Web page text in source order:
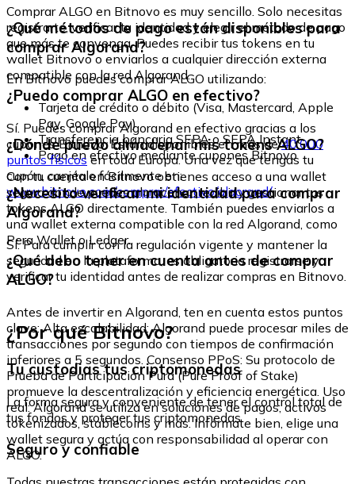
Comprar ALGO en Bitnovo es muy sencillo. Solo necesitas
registrarte, verificar tu identidad y elegir el método de pago
que más te convenga. Puedes recibir tus tokens en tu
wallet Bitnovo o enviarlos a cualquier dirección externa
compatible con la red Algorand.
¿Qué métodos de pago están disponibles para
comprar Algorand?
En Bitnovo puedes comprar ALGO utilizando:
Tarjeta de crédito o débito (Visa, Mastercard, Apple
Pay, Google Pay)
Transferencia bancaria SEPA o SEPA Instant
Pago en efectivo mediante cupones Bitnovo
¿Puedo comprar ALGO en efectivo?
Sí. Puedes comprar Algorand en efectivo gracias a los
cupones Bitnovo. Están disponibles en más de40.000
puntos físicos en toda Europa. Una vez que tengas tu
cupón, canjéalo fácilmente en:
www.bitnovo.com/comprar/efectivo/algorand/
¿Dónde puedo almacenar mis tokens ALGO?
Con tu cuenta en Bitnovo obtienes acceso a una wallet
segura donde puedes almacenar, recibir y gestionar tus
tokens ALGO directamente. También puedes enviarlos a
una wallet externa compatible con la red Algorand, como
Pera Wallet o Ledger.
¿Necesito verificar mi identidad para comprar
Algorand?
Sí. Para cumplir con la regulación vigente y mantener la
seguridad en la plataforma, es obligatorio registrarse y
verificar tu identidad antes de realizar compras en Bitnovo.
¿Qué debo tener en cuenta antes de comprar
ALGO?
Antes de invertir en Algorand, ten en cuenta estos puntos
clave: Alta escalabilidad: Algorand puede procesar miles de
transacciones por segundo con tiempos de confirmación
inferiores a 5 segundos. Consenso PPoS: Su protocolo de
Prueba de Participación Pura (Pure Proof of Stake)
promueve la descentralización y eficiencia energética. Uso
real: Algorand se utiliza en soluciones de pagos, activos
tokenizados, stablecoins y más. Infórmate bien, elige una
wallet segura y actúa con responsabilidad al operar con
ALGO.
¿Por qué Bitnovo?
Tu custodias tus criptomonedas
La forma segura y conveniente de tener el control total de
tus fondos y proteger tus criptomonedas.
Seguro y confiable